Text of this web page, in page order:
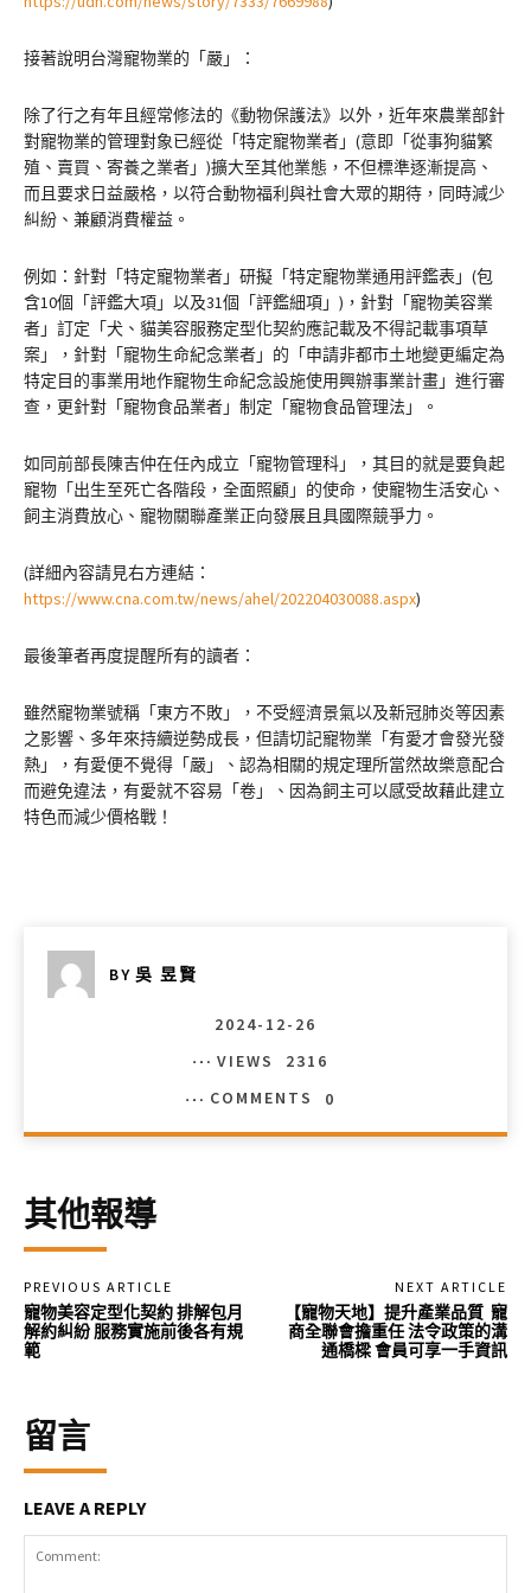
接著說明台灣寵物業的「嚴」：
除了行之有年且經常修法的《動物保護法》以外，近年來農業部針
對寵物業的管理對象已經從「特定寵物業者」(意即「從事狗貓繁
殖、賣買、寄養之業者」)擴大至其他業態，不但標準逐漸提高、
而且要求日益嚴格，以符合動物福利與社會大眾的期待，同時減少
糾紛、兼顧消費權益。
例如：針對「特定寵物業者」研擬「特定寵物業通用評鑑表」(包
含10個「評鑑大項」以及31個「評鑑細項」)，針對「寵物美容業
者」訂定「犬、貓美容服務定型化契約應記載及不得記載事項草
案」，針對「寵物生命紀念業者」的「申請非都市土地變更編定為
特定目的事業用地作寵物生命紀念設施使用興辦事業計畫」進行審
查，更針對「寵物食品業者」制定「寵物食品管理法」。
如同前部長陳吉仲在任內成立「寵物管理科」，其目的就是要負起
寵物「出生至死亡各階段，全面照顧」的使命，使寵物生活安心、
飼主消費放心、寵物關聯產業正向發展且具國際競爭力。
(詳細內容請見右方連結：
https://www.cna.com.tw/news/ahel/202204030088.aspx)
最後筆者再度提醒所有的讀者：
雖然寵物業號稱「東方不敗」，不受經濟景氣以及新冠肺炎等因素
之影響、多年來持續逆勢成長，但請切記寵物業「有愛才會發光發
熱」，有愛便不覺得「嚴」、認為相關的規定理所當然故樂意配合
而避免違法，有愛就不容易「卷」、因為飼主可以感受故藉此建立
特色而減少價格戰！
BY 吳 昱賢
2024-12-26
VIEWS
2316
COMMENTS
0
其他報導
PREVIOUS ARTICLE
寵物美容定型化契約 排解包月
解約糾紛 服務實施前後各有規
範
NEXT ARTICLE
【寵物天地】提升產業品質 寵
商全聯會擔重任 法令政策的溝
通橋樑 會員可享一手資訊
留言
LEAVE A REPLY